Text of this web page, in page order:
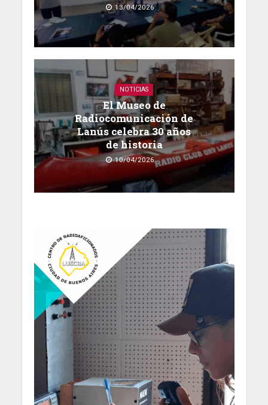
13/04/2026
NOTICIAS
El Museo de
Radiocomunicación de
Lanús celebra 30 años
de historia
10/04/2026